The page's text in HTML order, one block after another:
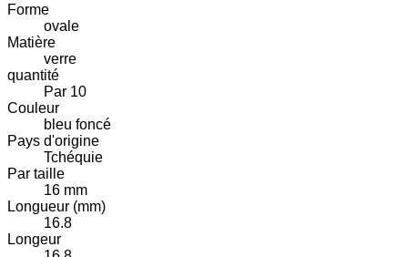
Forme
ovale
Matière
verre
quantité
Par 10
Couleur
bleu foncé
Pays d'origine
Tchéquie
Par taille
16 mm
Longueur (mm)
16.8
Longeur